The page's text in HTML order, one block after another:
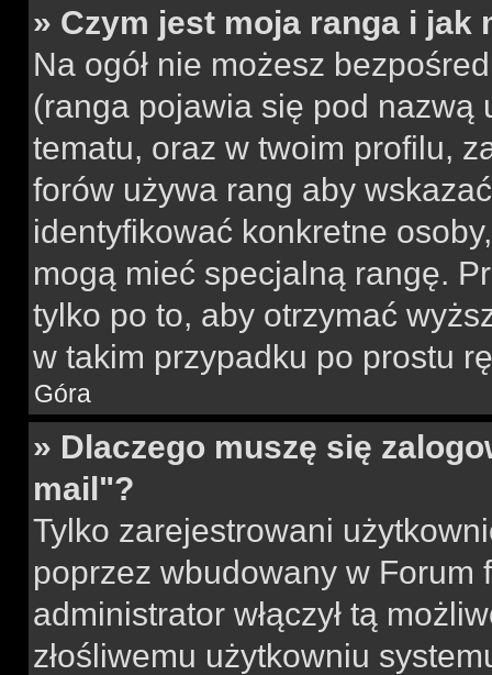
» Czym jest moja ranga i jak
Na ogół nie możesz
(ranga pojawia się pod
tematu, oraz w twoim profilu,
forów używa rang aby
identyfikować konkretne
mogą mieć specjalną rangę.
tylko po to, aby otrzymać
w takim przypadku po prostu
Góra
» Dlaczego muszę się
mail"?
Tylko zarejestrowani
poprzez wbudowany w Forum
administrator włączył tą
złośliwemu użytkowniu